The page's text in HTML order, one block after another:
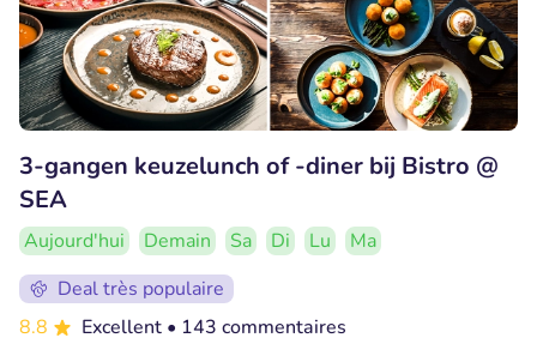
3-gangen keuzelunch of -diner bij Bistro @
SEA
Aujourd'hui Demain Sa Di Lu
Ma
Deal très populaire
8.8
Excellent • 143 commentaires